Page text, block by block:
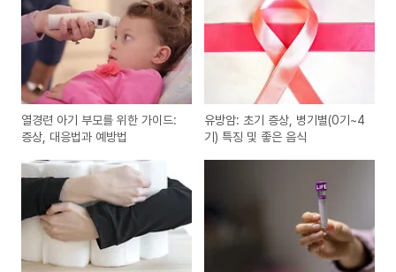
열경련 아기 부모를 위한 가이드:
증상, 대응법과 예방법
유방암: 초기 증상, 병기별(0기~4
기) 특징 및 좋은 음식